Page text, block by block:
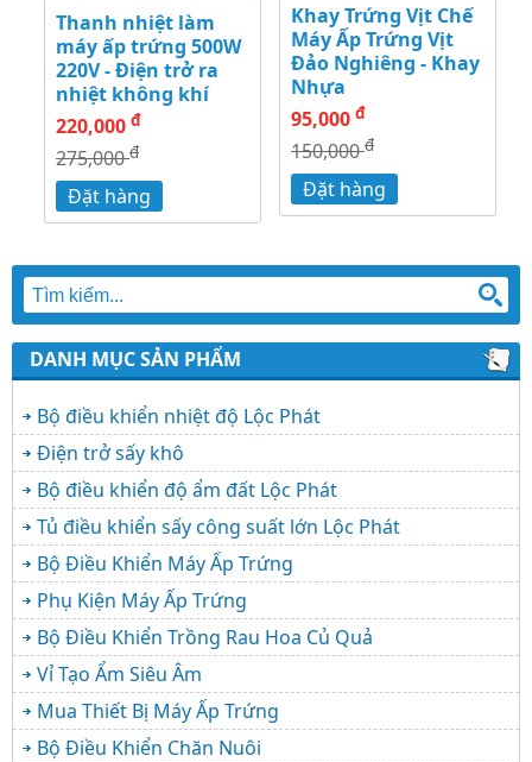
Thanh nhiệt làm
máy ấp trứng 500W
220V - Điện trở ra
nhiệt không khí
220,000 đ
275,000đ
Đặt hàng
Khay Trứng Vịt Chế
Máy Ấp Trứng Vịt
Đảo Nghiêng - Khay
Nhựa
95,000 đ
150,000đ
Đặt hàng
DANH MỤC SẢN PHẨM
Bộ điều khiển nhiệt độ Lộc Phát
Điện trở sấy khô
Bộ điều khiển độ ẩm đất Lộc Phát
Tủ điều khiển sấy công suất lớn Lộc Phát
Bộ Điều Khiển Máy Ấp Trứng
Phụ Kiện Máy Ấp Trứng
Bộ Điều Khiển Trồng Rau Hoa Củ Quả
Vỉ Tạo Ẩm Siêu Âm
Mua Thiết Bị Máy Ấp Trứng
Bộ Điều Khiển Chăn Nuôi